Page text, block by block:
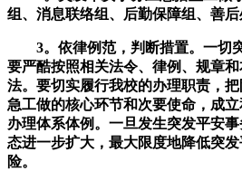
组、消息联络组、后勤保障组、善后
3。依律例范，判断措置。一切
要严酷按照相关法令、律例、规章
法。要切实履行我校的办理职责，
急工做的核心环节和次要使命，成
办理体系体例。一旦发生突发平安
态进一步扩大，最大限度地降低突
险。